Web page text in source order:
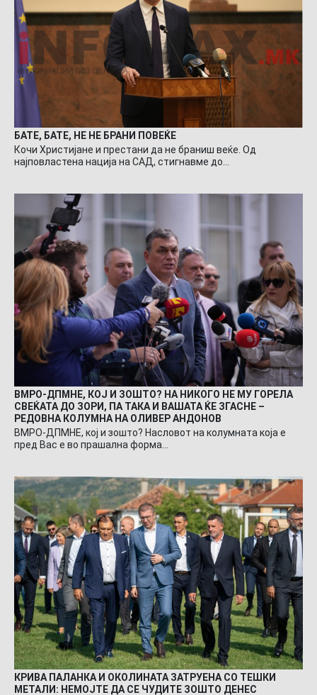
БАТЕ, БАТЕ, НЕ НЕ БРАНИ ПОВЕЌЕ
Кочи Христијане и престани да не браниш веќе. Од
најповластена нација на САД, стигнавме до…
ВМРО-ДПМНЕ, КОЈ И ЗОШТО? НА НИКОГО НЕ МУ ГОРЕЛА
СВЕЌАТА ДО ЗОРИ, ПА ТАКА И ВАШАТА ЌЕ ЗГАСНЕ –
РЕДОВНА КОЛУМНА НА ОЛИВЕР АНДОНОВ
ВМРО-ДПМНЕ, кој и зошто? Насловот на колумната која е
пред Вас е во прашална форма…
КРИВА ПАЛАНКА И ОКОЛИНАТА ЗАТРУЕНА СО ТЕШКИ
МЕТАЛИ: НЕМОЈТЕ ДА СЕ ЧУДИТЕ ЗОШТО ДЕНЕС